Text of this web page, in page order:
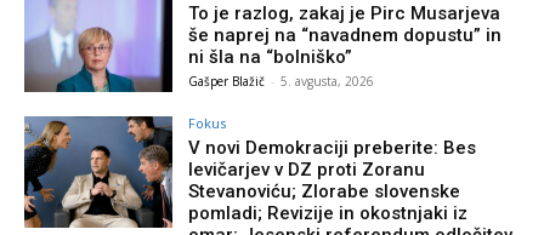
To je razlog, zakaj je Pirc Musarjeva
še naprej na “navadnem dopustu” in
ni šla na “bolniško”
Gašper Blažič - 5. avgusta, 2026
Fokus
V novi Demokraciji preberite: Bes
levičarjev v DZ proti Zoranu
Stevanoviću; Zlorabe slovenske
pomladi; Revizije in okostnjaki iz